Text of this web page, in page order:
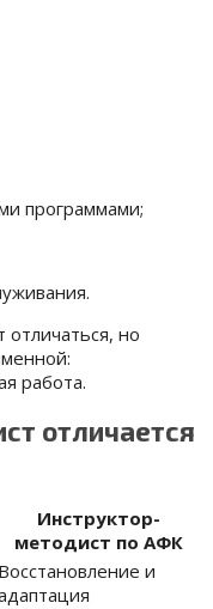
программами;
отличаться, но
работа.
отличается
Инструктор-
методист по АФК
Восстановление и